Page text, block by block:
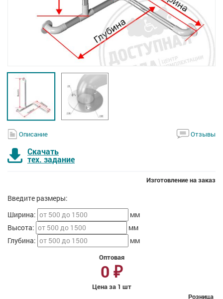
Описание Отзывы
Скачать
тех. задание
Изготовление на заказ
Введите размеры:
Ширина:
мм
Высота:
мм
Глубина:
мм
Оптовая
0 ₽
Цена за 1 шт
Розница